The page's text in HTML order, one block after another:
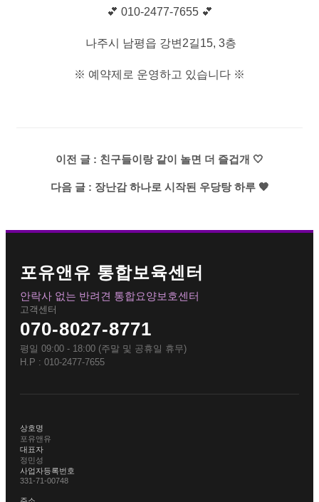
💕 010-2477-7655 💕
나주시 남평읍 강변2길15, 3층
※ 예약제로 운영하고 있습니다 ※
이전 글 : 친구들이랑 같이 놀면 더 즐겁개 🤍
다음 글 : 장난감 하나로 시작된 우당탕 하루 🧡
포유앤유 통합보육센터
안락사 없는 반려견 통합요양보호센터
고객센터
070-8027-8771
평일 09:00 - 18:00 (주말 및 공휴일 휴무)
H.P : 010-2477-7655
상호명
포유앤유
대표자
정민성
사업자등록번호
331-71-00748